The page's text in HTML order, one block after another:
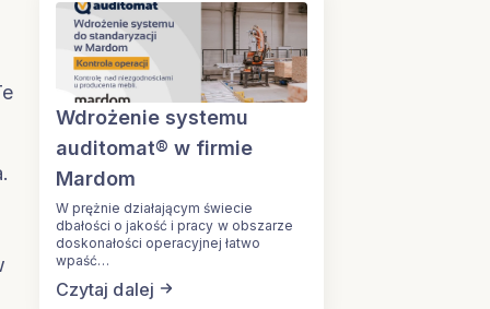
Wdrożenie systemu
auditomat® w firmie
Mardom
W prężnie działającym świecie
dbałości o jakość i pracy w obszarze
doskonałości operacyjnej łatwo
wpaść…
Czytaj dalej